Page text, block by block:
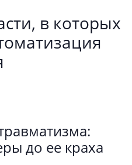
в которых
до ее краха